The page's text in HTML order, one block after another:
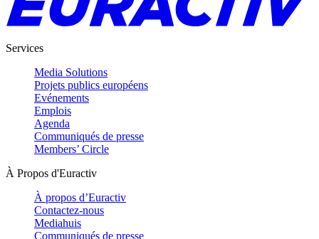
Services
Media Solutions
Projets publics européens
Evénements
Emplois
Agenda
Communiqués de presse
Members’ Circle
À Propos d'Euractiv
À propos d’Euractiv
Contactez-nous
Mediahuis
Communiqués de presse